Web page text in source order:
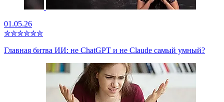
01.05.26
✮✮✮✮✮✮
Главная битва ИИ: не ChatGPT и не Claude самый умный?